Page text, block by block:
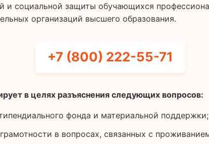
и социальной защиты обучающихся
организаций высшего образования.
+7 (800) 222-55-71
в целях разъяснения следующих вопросов:
фонда и материальной поддержки;
в вопросах, связанных с